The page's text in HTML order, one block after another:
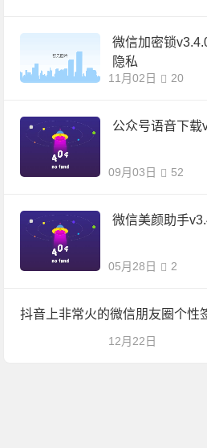
微信加密锁
隐私
11月02日 20
公众号语音下载
09月03日 52
微信美颜助手
05月28日 2
抖音上非常火的微信朋友圈个性
12月22日